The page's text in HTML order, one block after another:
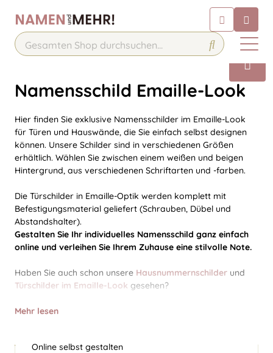
Chatten Sie 24/7 mit unserem
hilfreichen Chatbot
Kontakt
Namensschild Emaille-Look
Hier finden Sie exklusive Namensschilder im Emaille-Look
für Türen und Hauswände, die Sie einfach selbst designen
können. Unsere Schilder sind in verschiedenen Größen
erhältlich. Wählen Sie zwischen einem weißen und beigen
Hintergrund, aus verschiedenen Schriftarten und -farben.
Die Türschilder in Emaille-Optik werden komplett mit
Befestigungsmaterial geliefert (Schrauben, Dübel und
Abstandshalter).
Gestalten Sie Ihr individuelles Namensschild ganz einfach
online und verleihen Sie Ihrem Zuhause eine stilvolle Note.
Haben Sie auch schon unsere Hausnummernschilder und
Türschilder im Emaille-Look gesehen?
Mehr lesen
Online selbst gestalten